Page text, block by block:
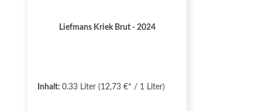
Liefmans Kriek Brut - 2024
Inhalt: 0.33 Liter (12,73 €* / 1 Liter)